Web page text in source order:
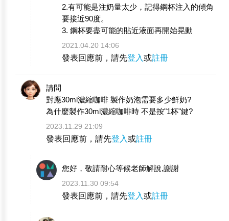
2.有可能是注奶量太少，記得鋼杯注入的傾角
要接近90度。
3. 鋼杯要盡可能的貼近液面再開始晃動
2021.04.20 14:06
發表回應前，請先登入或註冊
請問
對應30ml濃縮咖啡 製作奶泡需要多少鮮奶?
為什麼製作30ml濃縮咖啡時 不是按"1杯"鍵?
2023.11.29 21:09
發表回應前，請先登入或註冊
您好，敬請耐心等候老師解說,謝謝
2023.11.30 09:54
發表回應前，請先登入或註冊